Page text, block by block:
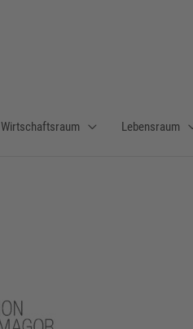
Wirtschaftsraum Lebensraum